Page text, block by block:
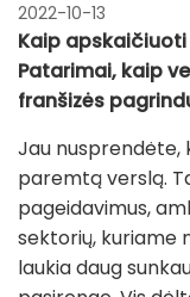
2022-10-13
Kaip
Patarimai, kaip
franšizės
Jau
paremtą verslą.
pageidavimus,
sektorių, kuriame
laukia daug